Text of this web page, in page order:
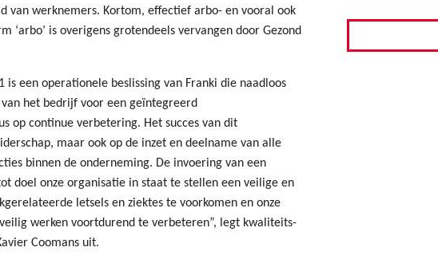
van werknemers. Kortom, effectief arbo- en vooral ook
‘arbo’ is overigens grotendeels vervangen door Gezond
is een operationele beslissing van Franki die naadloos
het bedrijf voor een geïntegreerd
op continue verbetering. Het succes van dit
maar ook op de inzet en deelname van alle
binnen de onderneming. De invoering van een
doel onze organisatie in staat te stellen een veilige en
letsels en ziektes te voorkomen en onze
werken voortdurend te verbeteren”, legt kwaliteits-
Coomans uit.